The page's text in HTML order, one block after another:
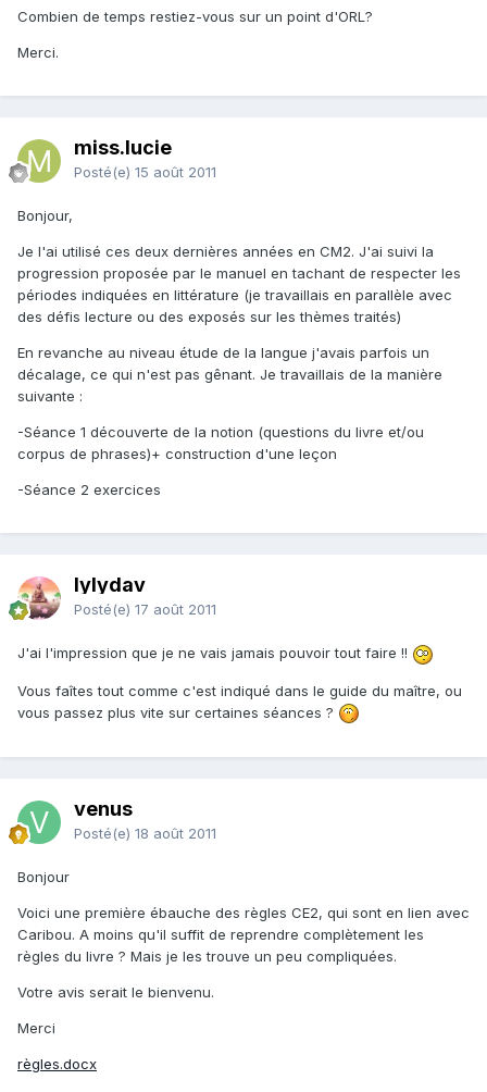
Combien de temps restiez-vous sur un point d'ORL?
Merci.
miss.lucie
Posté(e) 15 août 2011
Bonjour,
Je l'ai utilisé ces deux dernières années en CM2. J'ai suivi la
progression proposée par le manuel en tachant de respecter les
périodes indiquées en littérature (je travaillais en parallèle avec
des défis lecture ou des exposés sur les thèmes traités)
En revanche au niveau étude de la langue j'avais parfois un
décalage, ce qui n'est pas gênant. Je travaillais de la manière
suivante :
-Séance 1 découverte de la notion (questions du livre et/ou
corpus de phrases)+ construction d'une leçon
-Séance 2 exercices
lylydav
Posté(e) 17 août 2011
J'ai l'impression que je ne vais jamais pouvoir tout faire !!
Vous faîtes tout comme c'est indiqué dans le guide du maître, ou
vous passez plus vite sur certaines séances ?
venus
Posté(e) 18 août 2011
Bonjour
Voici une première ébauche des règles CE2, qui sont en lien avec
Caribou. A moins qu'il suffit de reprendre complètement les
règles du livre ? Mais je les trouve un peu compliquées.
Votre avis serait le bienvenu.
Merci
règles.docx